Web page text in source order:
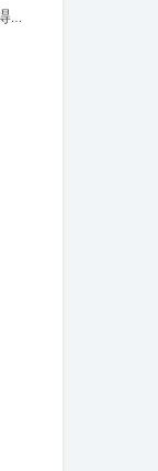
世界第二大冰板在休克无人机形象中的骨折变得更不稳定